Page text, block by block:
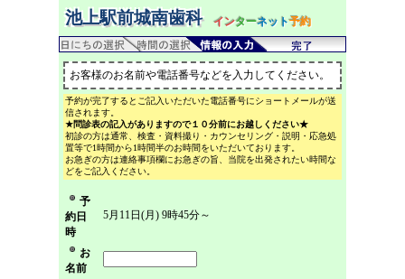
池上駅前城南歯科 インターネット予約
お客様のお名前や電話番号などを入力してください。
予約が完了するとご記入いただいた電話番号にショートメールが送
信されます。
★問診表の記入がありますので１０分前にお越しください★
初診の方は通常、検査・資料撮り・カウンセリング・説明・応急処
置等で1時間から1時間半のお時間をいただいております。
お急ぎの方は連絡事項欄にお急ぎの旨、当院を出発されたい時間な
どをご記入ください。
予
約日
時
5月11日(月) 9時45分～
お
名前